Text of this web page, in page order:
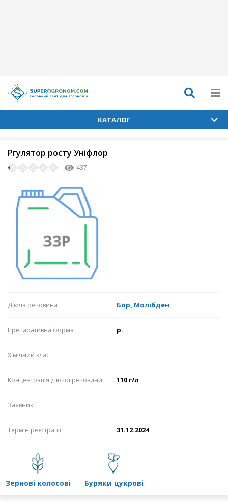
КАТАЛОГ
Ргулятор росту Уніфлор
437
Діюча речовина Бор, Молібден
Препаративна форма р.
Хімічний клас
Концентрація діючої речовини 110 г/л
Заявник
Термін реєстрації 31.12.2024
зернові колосові буряки цукрові